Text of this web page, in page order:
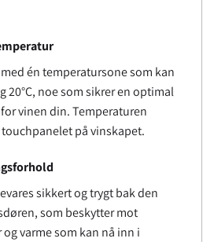
én temperatursone som kan
20°C, noe som sikrer en optimal
vinen din. Temperaturen
på vinskapet.
sikkert og trygt bak den
som beskytter mot
varme som kan nå inn i